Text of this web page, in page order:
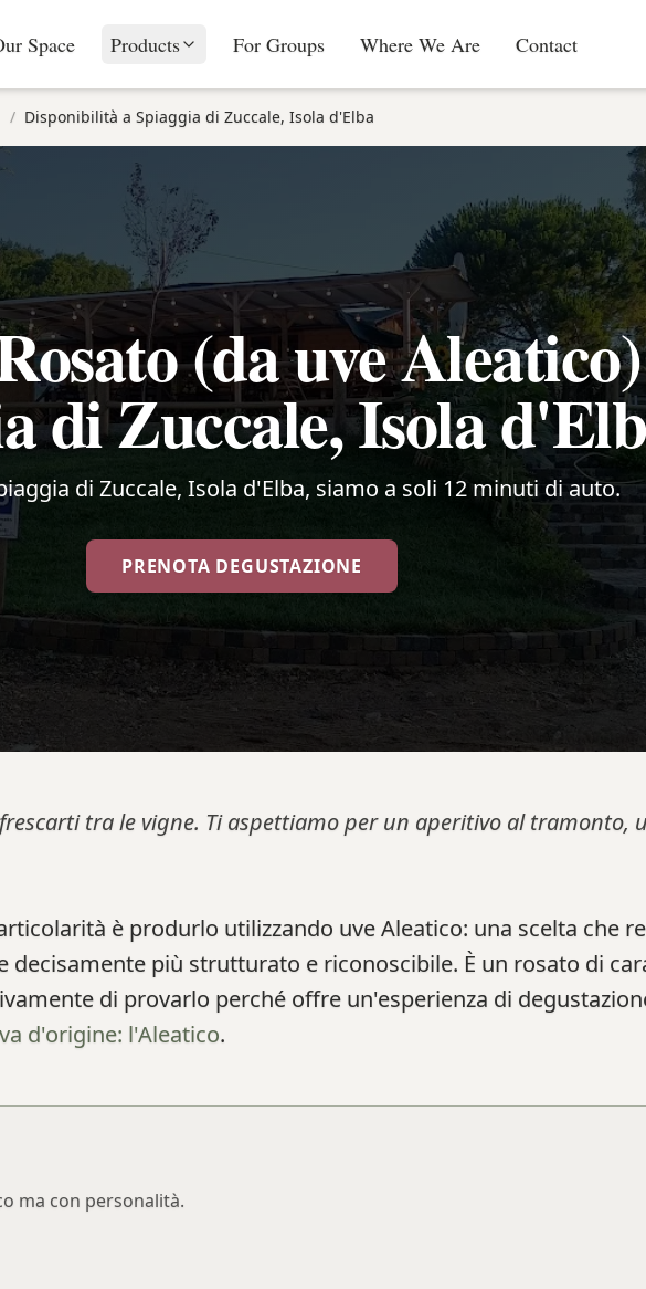
Space Products For Groups Where We Are Contact
/ Disponibilità a Spiaggia di Zuccale, Isola d'Elba
(da uve
di Zuccale, Isola
di Zuccale, Isola d'Elba, siamo a soli 12 minuti di auto.
PRENOTA DEGUSTAZIONE
tra le vigne. Ti aspettiamo per un aperitivo al tramonto,
è produrlo utilizzando uve Aleatico: una scelta che
più strutturato e riconoscibile. È un rosato di
di provarlo perché offre un'esperienza di
d'origine: l'Aleatico.
ma con personalità.